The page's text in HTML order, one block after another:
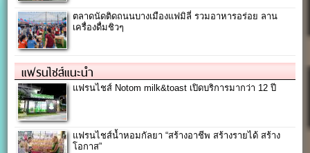
ตลาดนัดติดถนนบางเมืองแฟมิลี่ รวมอาหารอร่อย ลาน
เครื่องดื่มชิวๆ
แฟรนไชส์แนะนำ
แฟรนไชส์ Notom milk&toast เปิดบริการมากว่า 12 ปี
แฟรนไชส์น้ำหอมกัลยา “สร้างอาชีพ สร้างรายได้ สร้าง
โอกาส”